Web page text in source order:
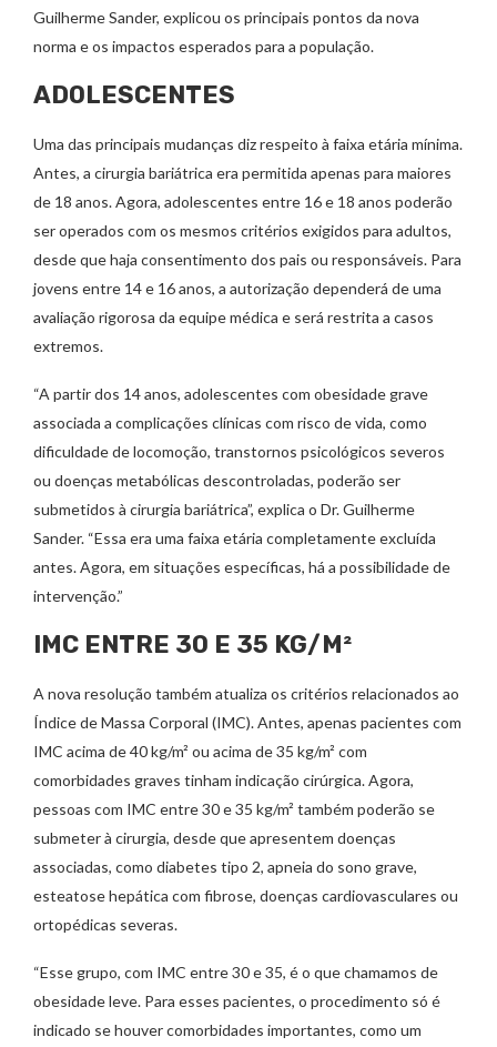
Guilherme Sander, explicou os principais pontos da nova
norma e os impactos esperados para a população.
ADOLESCENTES
Uma das principais mudanças diz respeito à faixa etária mínima.
Antes, a cirurgia bariátrica era permitida apenas para maiores
de 18 anos. Agora, adolescentes entre 16 e 18 anos poderão
ser operados com os mesmos critérios exigidos para adultos,
desde que haja consentimento dos pais ou responsáveis. Para
jovens entre 14 e 16 anos, a autorização dependerá de uma
avaliação rigorosa da equipe médica e será restrita a casos
extremos.
“A partir dos 14 anos, adolescentes com obesidade grave
associada a complicações clínicas com risco de vida, como
dificuldade de locomoção, transtornos psicológicos severos
ou doenças metabólicas descontroladas, poderão ser
submetidos à cirurgia bariátrica”, explica o Dr. Guilherme
Sander. “Essa era uma faixa etária completamente excluída
antes. Agora, em situações específicas, há a possibilidade de
intervenção.”
IMC ENTRE 30 E 35 KG/M²
A nova resolução também atualiza os critérios relacionados ao
Índice de Massa Corporal (IMC). Antes, apenas pacientes com
IMC acima de 40 kg/m² ou acima de 35 kg/m² com
comorbidades graves tinham indicação cirúrgica. Agora,
pessoas com IMC entre 30 e 35 kg/m² também poderão se
submeter à cirurgia, desde que apresentem doenças
associadas, como diabetes tipo 2, apneia do sono grave,
esteatose hepática com fibrose, doenças cardiovasculares ou
ortopédicas severas.
“Esse grupo, com IMC entre 30 e 35, é o que chamamos de
obesidade leve. Para esses pacientes, o procedimento só é
indicado se houver comorbidades importantes, como um